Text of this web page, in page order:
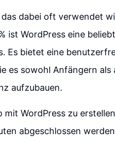
dabei oft verwendet
ist WordPress eine
Es bietet eine
es sowohl Anfängern
aufzubauen.
mit WordPress zu
abgeschlossen